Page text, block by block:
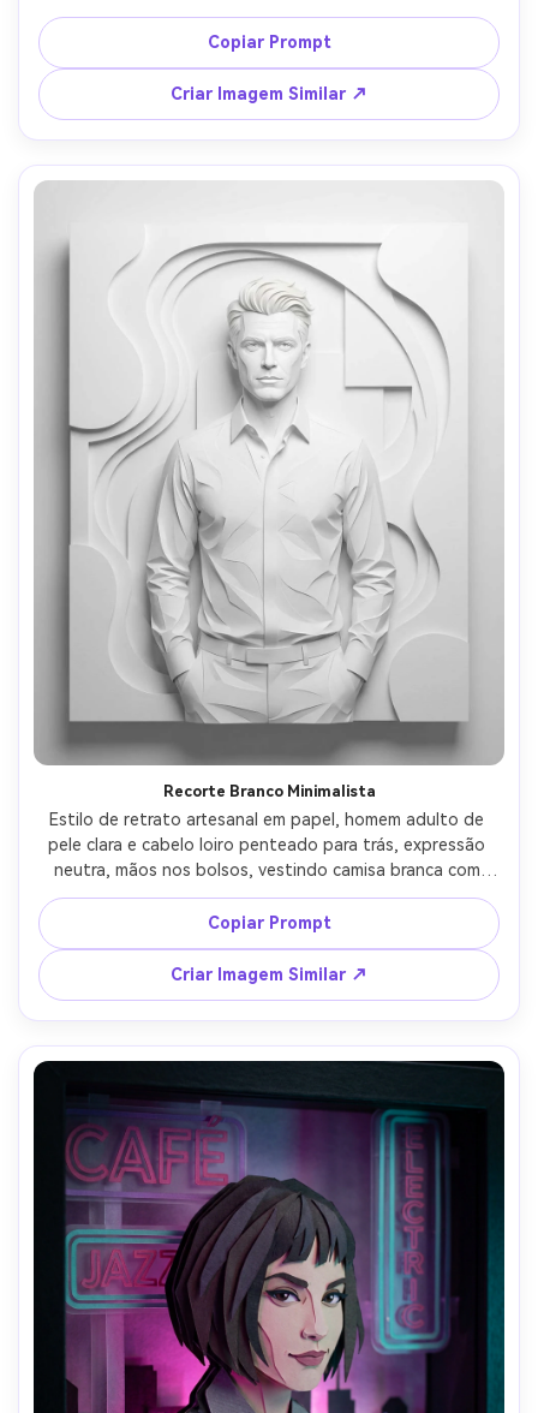
vestindo um vestido de verão com textura de tecido
feita em dobraduras de papel, rodeada por flores e
folhas de papel em camadas como um diorama, luz suave
salpicada, paleta vibrante porém natural, close-up,
recortes nítidos nas pétalas, profundidade artesanal,
lente 85mm, pouca profundidade de campo --ar 4:5
Copiar Prompt
Criar Imagem Similar ↗
Recorte Branco Minimalista
Estilo de retrato artesanal em papel, homem adulto de
pele clara e cabelo loiro penteado para trás, expressão
neutra, mãos nos bolsos, vestindo camisa branca com
dobras em relevo de papel sutis, fundo branco
monocromático em camadas recortadas, luz suave
superior criando relevos delicados com sombra, espaço
negativo limpo, retrato centralizado 4:5, cortes de
precisão, sensação de exibição em museu, lente 85mm,
pouca profundidade de campo --ar 4:5
Copiar Prompt
Criar Imagem Similar ↗